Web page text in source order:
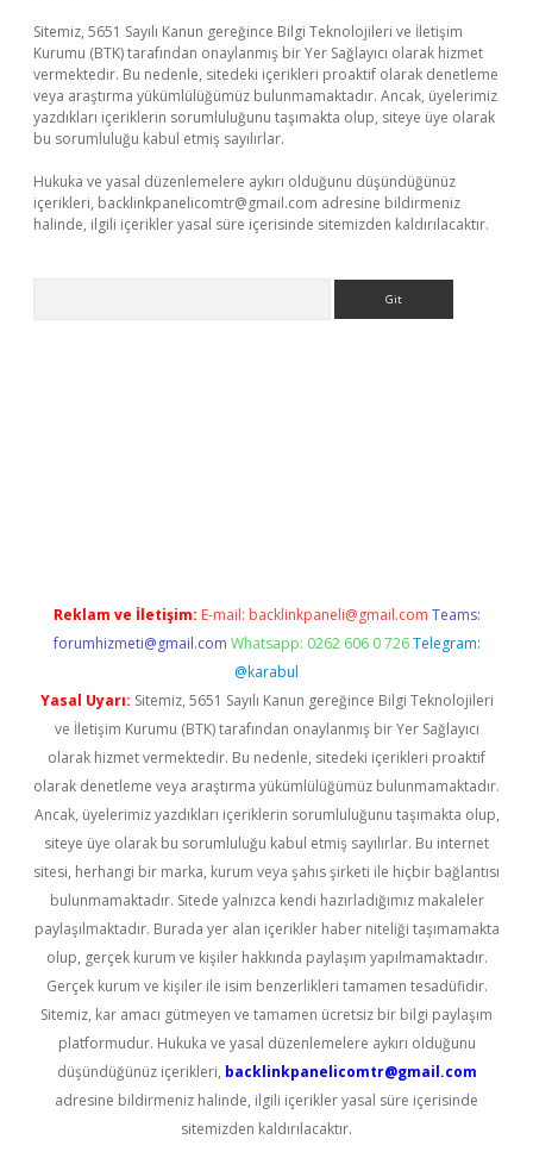
Sitemiz, 5651 Sayılı Kanun gereğince Bilgi Teknolojileri ve İletişim
Kurumu (BTK) tarafından onaylanmış bir Yer Sağlayıcı olarak hizmet
vermektedir. Bu nedenle, sitedeki içerikleri proaktif olarak denetleme
veya araştırma yükümlülüğümüz bulunmamaktadır. Ancak, üyelerimiz
yazdıkları içeriklerin sorumluluğunu taşımakta olup, siteye üye olarak
bu sorumluluğu kabul etmiş sayılırlar.
Hukuka ve yasal düzenlemelere aykırı olduğunu düşündüğünüz
içerikleri, backlinkpanelicomtr@gmail.com adresine bildirmeniz
halinde, ilgili içerikler yasal süre içerisinde sitemizden kaldırılacaktır.
Reklam ve İletişim: E-mail: backlinkpaneli@gmail.com Teams:
forumhizmeti@gmail.com Whatsapp: 0262 606 0 726 Telegram:
@karabul
Yasal Uyarı: Sitemiz, 5651 Sayılı Kanun gereğince Bilgi Teknolojileri
ve İletişim Kurumu (BTK) tarafından onaylanmış bir Yer Sağlayıcı
olarak hizmet vermektedir. Bu nedenle, sitedeki içerikleri proaktif
olarak denetleme veya araştırma yükümlülüğümüz bulunmamaktadır.
Ancak, üyelerimiz yazdıkları içeriklerin sorumluluğunu taşımakta olup,
siteye üye olarak bu sorumluluğu kabul etmiş sayılırlar. Bu internet
sitesi, herhangi bir marka, kurum veya şahıs şirketi ile hiçbir bağlantısı
bulunmamaktadır. Sitede yalnızca kendi hazırladığımız makaleler
paylaşılmaktadır. Burada yer alan içerikler haber niteliği taşımamakta
olup, gerçek kurum ve kişiler hakkında paylaşım yapılmamaktadır.
Gerçek kurum ve kişiler ile isim benzerlikleri tamamen tesadüfidir.
Sitemiz, kar amacı gütmeyen ve tamamen ücretsiz bir bilgi paylaşım
platformudur. Hukuka ve yasal düzenlemelere aykırı olduğunu
düşündüğünüz içerikleri, backlinkpanelicomtr@gmail.com
adresine bildirmeniz halinde, ilgili içerikler yasal süre içerisinde
sitemizden kaldırılacaktır.